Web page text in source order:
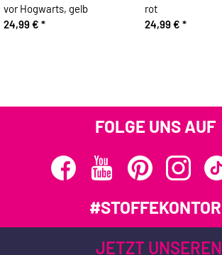
vor Hogwarts, gelb
24,99 € *
rot
24,99 € *
FOLGE UNS AUF
#STOFFEKONTOR
JETZT UNSEREN